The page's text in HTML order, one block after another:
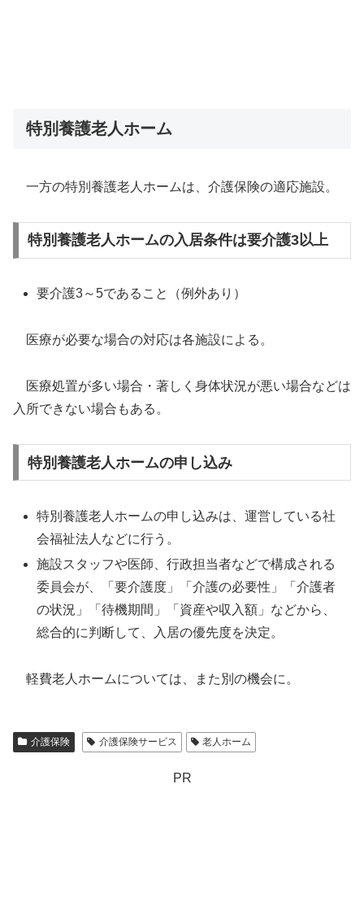
特別養護老人ホーム
一方の特別養護老人ホームは、介護保険の適応施設。
特別養護老人ホームの入居条件は要介護3以上
要介護3～5であること（例外あり）
医療が必要な場合の対応は各施設による。
医療処置が多い場合・著しく身体状況が悪い場合などは
入所できない場合もある。
特別養護老人ホームの申し込み
特別養護老人ホームの申し込みは、運営している社
会福祉法人などに行う。
施設スタッフや医師、行政担当者などで構成される
委員会が、「要介護度」「介護の必要性」「介護者
の状況」「待機期間」「資産や収入額」などから、
総合的に判断して、入居の優先度を決定。
軽費老人ホームについては、また別の機会に。
介護保険 介護保険サービス 老人ホーム
PR